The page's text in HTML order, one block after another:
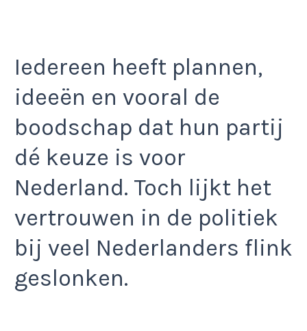
Iedereen heeft plannen,
ideeën en vooral de
boodschap dat hun partij
dé keuze is voor
Nederland. Toch lijkt het
vertrouwen in de politiek
bij veel Nederlanders flink
geslonken.